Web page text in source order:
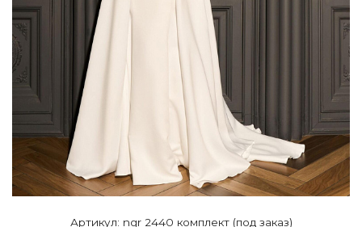
Артикул: ngr 2440 комплект (под заказ)